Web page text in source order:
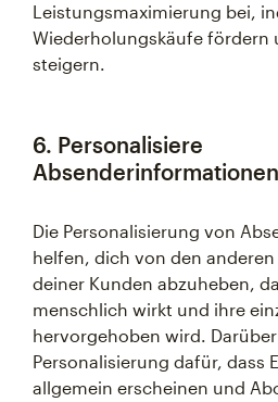
Leistungsmaximierung bei,
Wiederholungskäufe fördern
steigern.
6. Personalisiere
Absenderinformationen
Die Personalisierung von
helfen, dich von den anderen
deiner Kunden abzuheben,
menschlich wirkt und ihre
hervorgehoben wird.
Personalisierung dafür, dass
allgemein erscheinen und